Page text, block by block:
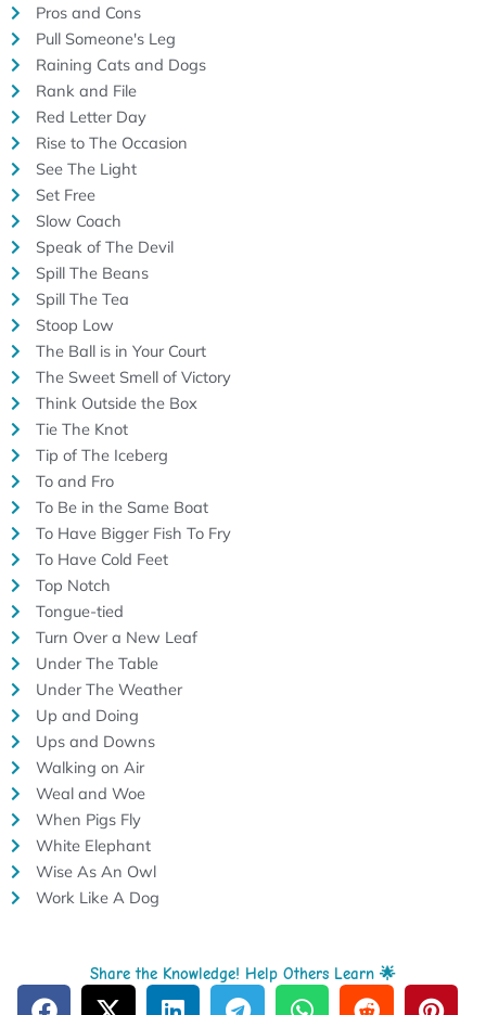
Pros and Cons
Pull Someone's Leg
Raining Cats and Dogs
Rank and File
Red Letter Day
Rise to The Occasion
See The Light
Set Free
Slow Coach
Speak of The Devil
Spill The Beans
Spill The Tea
Stoop Low
The Ball is in Your Court
The Sweet Smell of Victory
Think Outside the Box
Tie The Knot
Tip of The Iceberg
To and Fro
To Be in the Same Boat
To Have Bigger Fish To Fry
To Have Cold Feet
Top Notch
Tongue-tied
Turn Over a New Leaf
Under The Table
Under The Weather
Up and Doing
Ups and Downs
Walking on Air
Weal and Woe
When Pigs Fly
White Elephant
Wise As An Owl
Work Like A Dog
Share the Knowledge! Help Others Learn 🌟